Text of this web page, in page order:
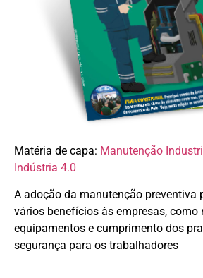
Matéria de capa: Manutenção
Indústria 4.0
A adoção da manutenção preventiva
vários benefícios às empresas,
equipamentos e cumprimento dos
segurança para os trabalhadores